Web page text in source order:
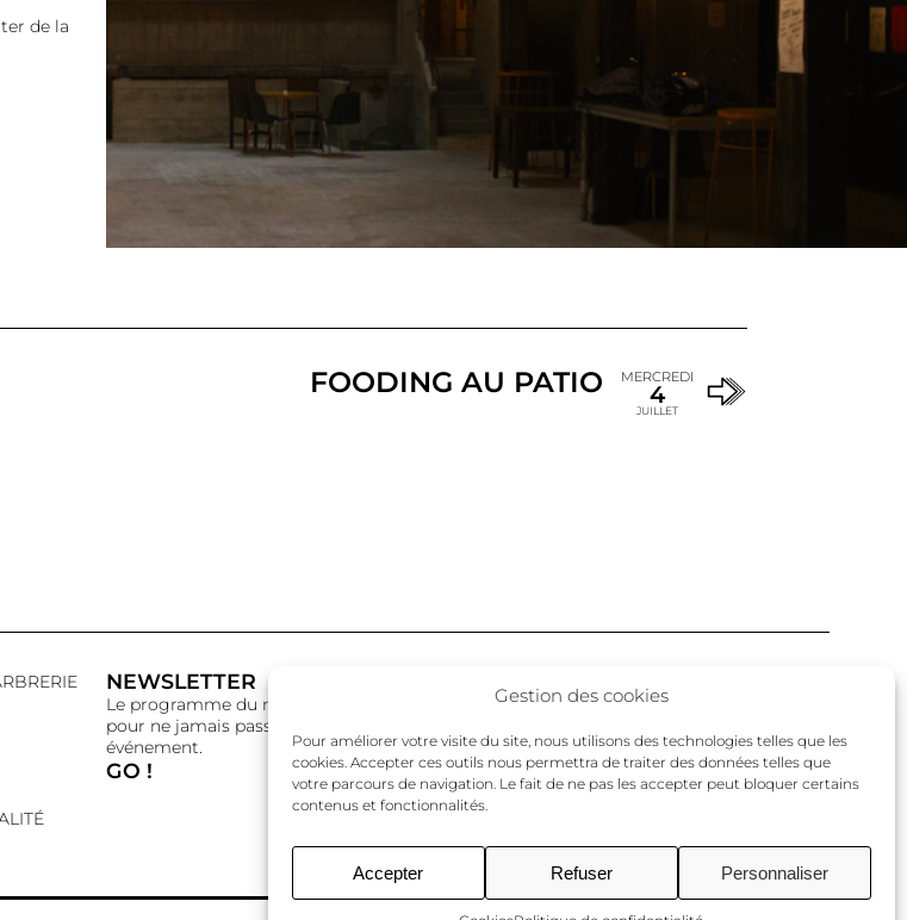
Gestion des cookies
Pour améliorer votre visite du site, nous utilisons des technologies telles que les
cookies. Accepter ces outils nous permettra de traiter des données telles que
votre parcours de navigation. Le fait de ne pas les accepter peut bloquer certains
contenus et fonctionnalités.
Accepter Refuser Personnaliser
de la
FOODING AU PATIO MERCREDI
4
JUILLET
NEWSLETTER
Le programme du mois,
pour ne jamais passer à côté d’un
événement.
GO !
Instagram